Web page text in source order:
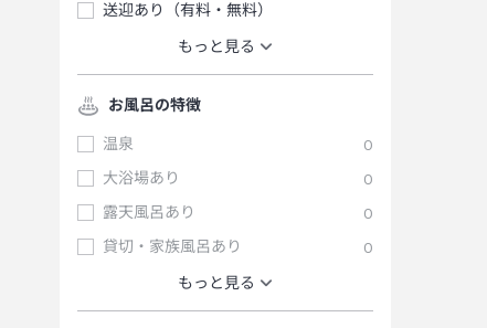
送迎あり（有料・無料）
もっと見る
お風呂の特徴
温泉
0
大浴場あり
0
露天風呂あり
0
貸切・家族風呂あり
0
もっと見る